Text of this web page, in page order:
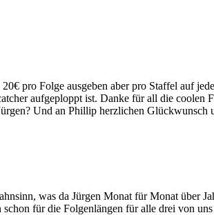
pro Folge ausgeben aber pro Staffel auf
aufgeploppt ist. Danke für all die
Und an Phillip herzlichen
was da Jürgen Monat für Monat über
für die Folgenlängen für alle drei von